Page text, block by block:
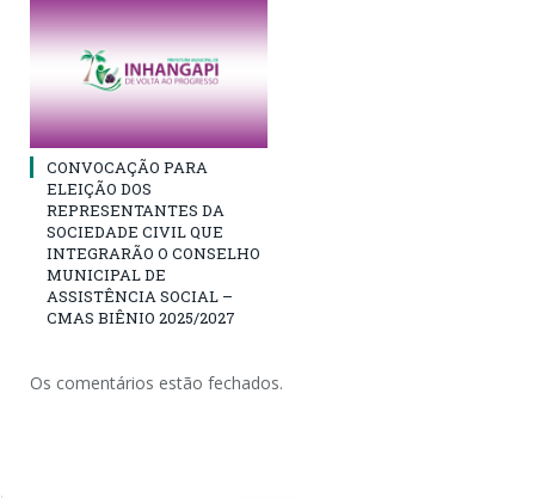
CONVOCAÇÃO PARA
ELEIÇÃO DOS
REPRESENTANTES DA
SOCIEDADE CIVIL QUE
INTEGRARÃO O CONSELHO
MUNICIPAL DE
ASSISTÊNCIA SOCIAL –
CMAS BIÊNIO 2025/2027
Os comentários estão fechados.